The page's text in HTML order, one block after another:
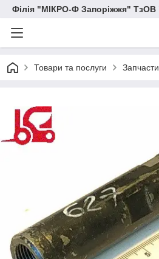
Філія "МІКРО-Ф Запоріжжя"
Товари та послуги